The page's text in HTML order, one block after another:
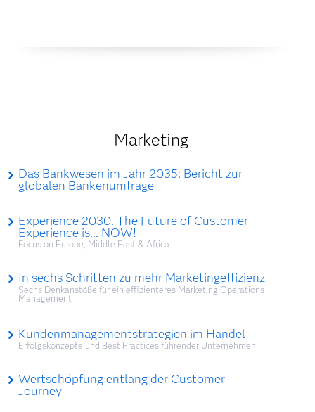
Marketing
Das Bankwesen im Jahr 2035: Bericht zur
globalen Bankenumfrage
Experience 2030. The Future of Customer
Experience is... NOW!
Focus on Europe, Middle East & Africa
In sechs Schritten zu mehr Marketingeffizienz
Sechs Denkanstöße für ein effizienteres Marketing Operations
Management
Kundenmanagementstrategien im Handel
Erfolgskonzepte und Best Practices führender Unternehmen
Wertschöpfung entlang der Customer
Journey